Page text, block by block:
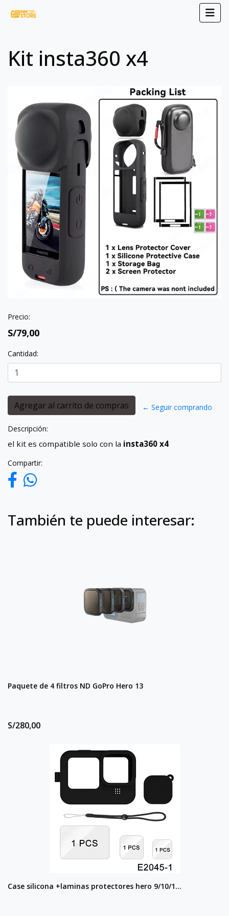
Kit insta360 x4
Precio:
S/79,00
Cantidad:
← Seguir comprando
Descripción:
el kit es compatible solo con la insta360 x4
Compartir:
También te puede interesar:
Paquete de 4 filtros ND GoPro Hero 13
S/280,00
Case silicona +laminas protectores hero 9/10/1...